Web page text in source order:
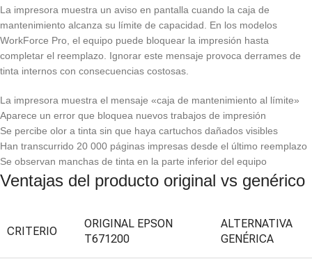
La impresora muestra un aviso en pantalla cuando la caja de
mantenimiento alcanza su límite de capacidad. En los modelos
WorkForce Pro, el equipo puede bloquear la impresión hasta
completar el reemplazo. Ignorar este mensaje provoca derrames de
tinta internos con consecuencias costosas.
La impresora muestra el mensaje «caja de mantenimiento al límite»
Aparece un error que bloquea nuevos trabajos de impresión
Se percibe olor a tinta sin que haya cartuchos dañados visibles
Han transcurrido 20 000 páginas impresas desde el último reemplazo
Se observan manchas de tinta en la parte inferior del equipo
Ventajas del producto original vs genérico
CRITERIO
ORIGINAL EPSON
T671200
ALTERNATIVA
GENÉRICA